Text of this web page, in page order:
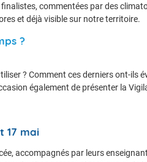
commentées par des
et déjà visible sur notre territoire.
?
? Comment ces derniers ont-ils
également de présenter la
17 mai
accompagnés par leurs